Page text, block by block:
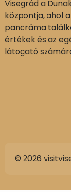
Visegrád a
központja, ahol
panoráma
értékek és az
látogató
© 2026